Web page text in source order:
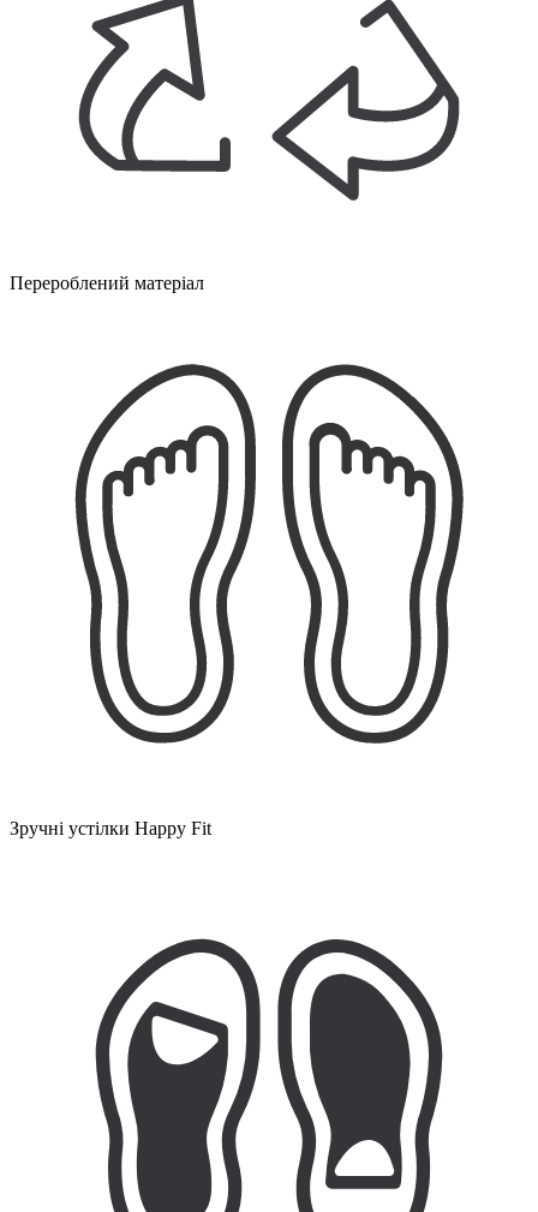
Перероблений матеріал
Зручні устілки Happy Fit